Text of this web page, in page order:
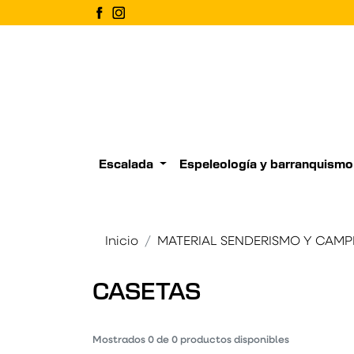
Escalada Espeleología y barranquismo
Inicio MATERIAL SENDERISMO Y
CASETAS
Mostrados 0 de 0 productos disponibles